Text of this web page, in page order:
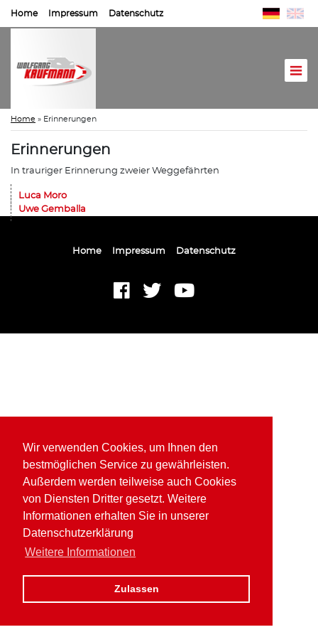
Wir verwenden Cookies, um Ihnen den
bestmöglichen Service zu gewährleisten.
Außerdem werden teilweise auch Cookies
von Diensten Dritter gesetzt. Weitere
Informationen erhalten Sie in unserer
Datenschutzerklärung
Weitere Informationen
Zulassen
Home Impressum Datenschutz
Home » Erinnerungen
Erinnerungen
In trauriger Erinnerung zweier Weggefährten
Luca Moro
Uwe Gemballa
Home Impressum Datenschutz